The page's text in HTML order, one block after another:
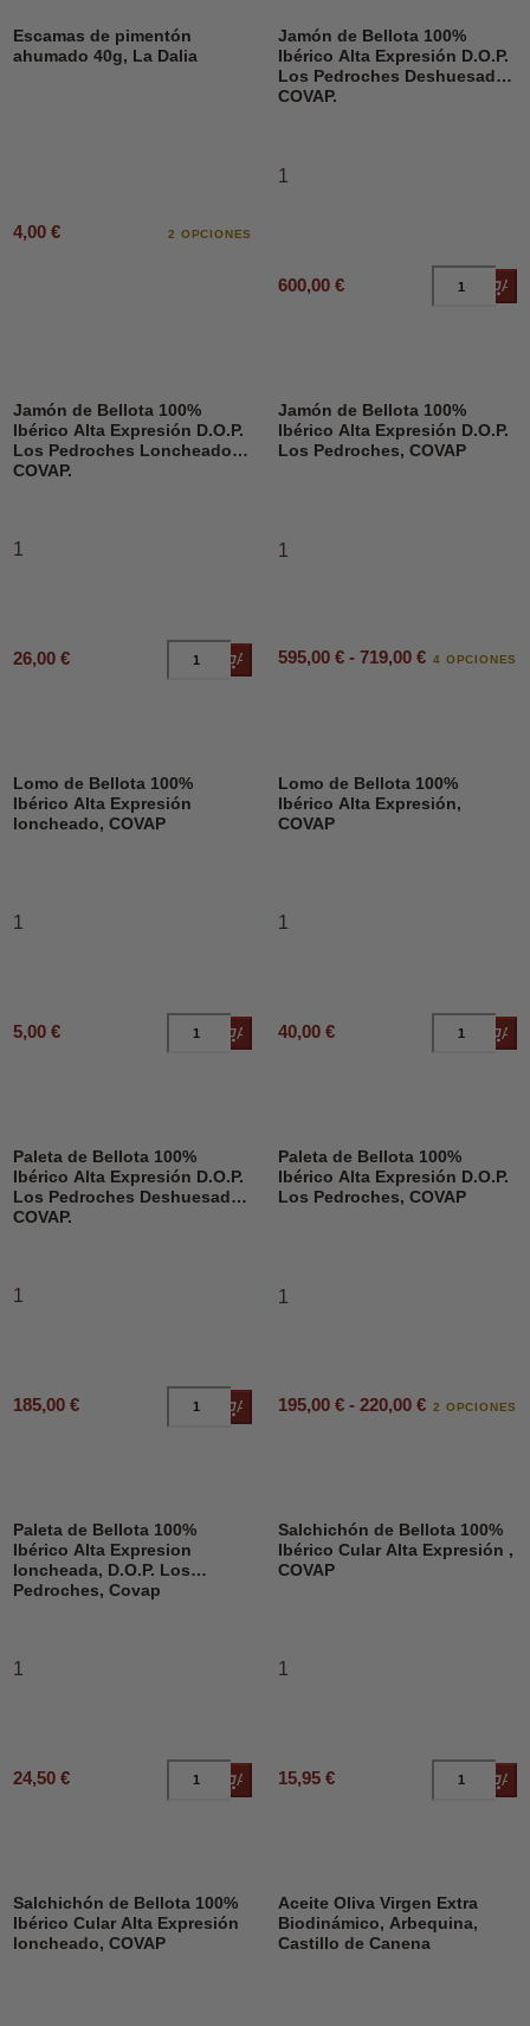
Escamas de pimentón
ahumado 40g, La Dalia
4,00 € 2 OPCIONES
Jamón de Bellota 100%
Ibérico Alta Expresión D.O.P.
Los Pedroches Deshuesado,
COVAP.
1
600,00 €
Jamón de Bellota 100%
Ibérico Alta Expresión D.O.P.
Los Pedroches Loncheado,
COVAP.
1
26,00 € Añadir al carrito
Jamón de Bellota 100%
Ibérico Alta Expresión D.O.P.
Los Pedroches, COVAP
1
595,00 € - 719,00 € 4 OPCIONES
Lomo de Bellota 100%
Ibérico Alta Expresión
loncheado, COVAP
1
5,00 € Añadir al carrito
Lomo de Bellota 100%
Ibérico Alta Expresión,
COVAP
1
40,00 €
Paleta de Bellota 100%
Ibérico Alta Expresión D.O.P.
Los Pedroches Deshuesado,
COVAP.
1
185,00 € Añadir al carrito
Paleta de Bellota 100%
Ibérico Alta Expresión D.O.P.
Los Pedroches, COVAP
1
195,00 € - 220,00 € 2 OPCIONES
Paleta de Bellota 100%
Ibérico Alta Expresion
loncheada, D.O.P. Los
Pedroches, Covap
1
24,50 € Añadir al carrito
Salchichón de Bellota 100%
Ibérico Cular Alta Expresión ,
COVAP
1
15,95 €
Salchichón de Bellota 100%
Ibérico Cular Alta Expresión
loncheado, COVAP
DESCUENTO
Aceite Oliva Virgen Extra
Biodinámico, Arbequina,
Castillo de Canena